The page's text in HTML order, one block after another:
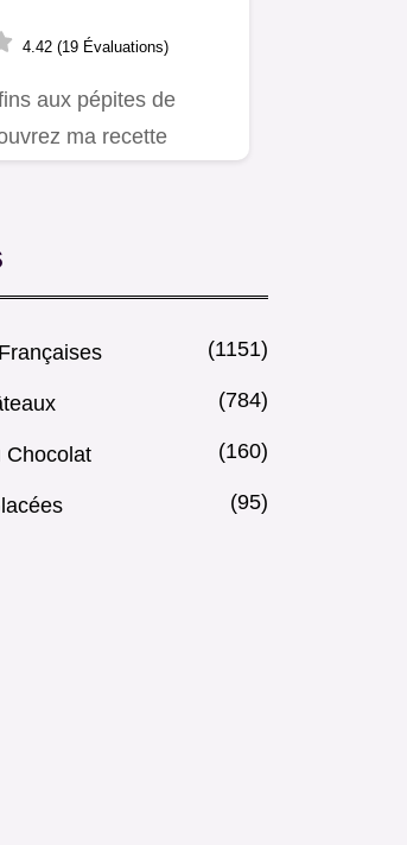
4.42 (19 Évaluations)
aux pépites de
ma recette
(1151)
(784)
Chocolat (160)
(95)